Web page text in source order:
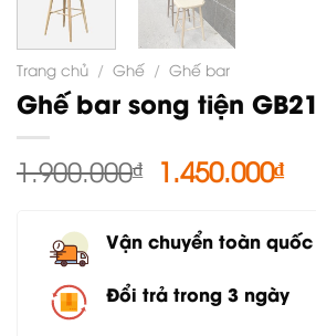
Trang chủ / Ghế / Ghế bar
Ghế bar song tiện GB21
1.900.000₫ Giá
gốc
1.900.000₫.
1.450.000₫Giá
là:
Vận chuyển toàn quốc
Đổi trả trong 3 ngày